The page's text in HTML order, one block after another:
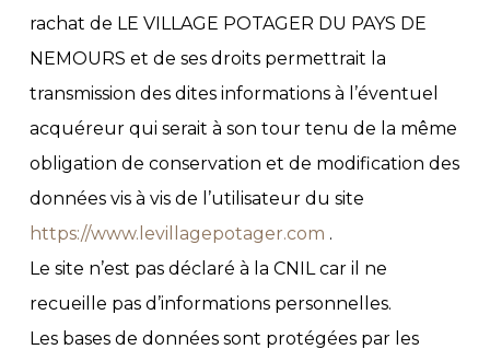
rachat de LE VILLAGE POTAGER DU PAYS DE
NEMOURS et de ses droits permettrait la
transmission des dites informations à l’éventuel
acquéreur qui serait à son tour tenu de la même
obligation de conservation et de modification des
données vis à vis de l’utilisateur du site
https://www.levillagepotager.com .
Le site n’est pas déclaré à la CNIL car il ne
recueille pas d’informations personnelles.
Les bases de données sont protégées par les